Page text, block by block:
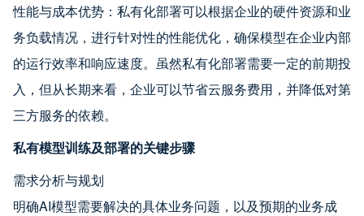
性能与成本优势：私有化部署可以根据企业的硬件资源和业
务负载情况，进行针对性的性能优化，确保模型在企业内部
的运行效率和响应速度。虽然私有化部署需要一定的前期投
入，但从长期来看，企业可以节省云服务费用，并降低对第
三方服务的依赖。
私有模型训练及部署的关键步骤
需求分析与规划
明确AI模型需要解决的具体业务问题，以及预期的业务成